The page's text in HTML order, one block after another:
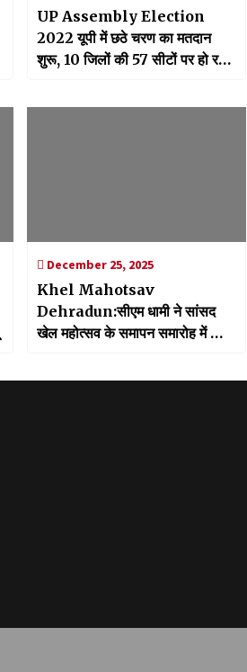
UP Assembly Election
2022 यूपी में छठे चरण का मतदान
शुरू, 10 जिलों की 57 सीटों पर हो रहा
December 25, 2025
Khel Mahotsav
Dehradun:सीएम धामी ने सांसद
खेल महोत्सव के समापन समारोह में की